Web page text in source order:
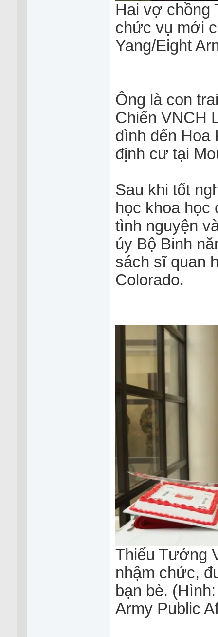
Hai vợ chồng
chức vụ mới
Yang/Eight
Ông là con
Chiến VNCH
đình đến Hoa
định cư tại
Sau khi tốt
học khoa học
tình nguyện
úy Bộ Binh
sách sĩ quan
Colorado.
Thiếu Tướng
nhậm chức,
bạn bè.
Army Public